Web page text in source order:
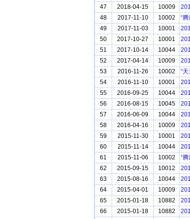
47 2018-04-15 10009
48
2017-11-10 10002 “
49
2017-11-03 10001
50
2017-10-27 10001
51
2017-10-14 10044
52
2017-04-14 10009
53
2016-11-26 10002 “
54
2016-11-10 10001
55
2016-09-25 10044
56
2016-08-15 10045
57
2016-06-09 10044
58
2016-04-16 10009
59
2015-11-30 10001
60
2015-11-14 10044
61
2015-11-06 10002 “
62
2015-09-15 10012
63
2015-08-16 10044
64
2015-04-01 10009
65
2015-01-18 10882
66
2015-01-18 10882